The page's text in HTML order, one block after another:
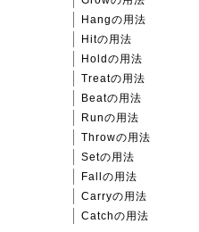
Hangの用法
Hitの用法
Holdの用法
Treatの用法
Beatの用法
Runの用法
Throwの用法
Setの用法
Fallの用法
Carryの用法
Catchの用法